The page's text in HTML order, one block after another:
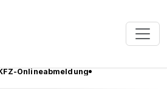
Onlineabmeldung